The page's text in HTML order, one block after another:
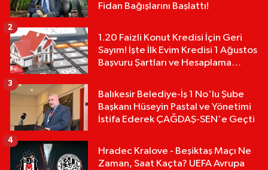
Fidan Bağışlarını Başlattı!
1.20 Faizli Konut Kredisi İçin Geri
Sayım! İşte İlk Evim Kredisi 1 Ağustos
Başvuru Şartları ve Hesaplama
2
Balıkesir Belediye-İş 1 No'lu Şube
Başkanı Hüseyin Pastal ve Yönetimi
İstifa Ederek ÇAĞDAŞ-SEN'e Geçti
3
Hradec Kralove - Beşiktaş Maçı Ne
Zaman, Saat Kaçta? UEFA Avrupa
4